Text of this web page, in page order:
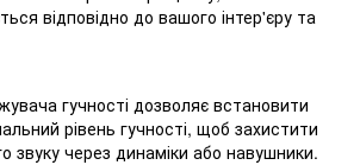
відповідно до вашого інтер'єру та
гучності дозволяє встановити
рівень гучності, щоб захистити
звуку через динаміки або навушники.